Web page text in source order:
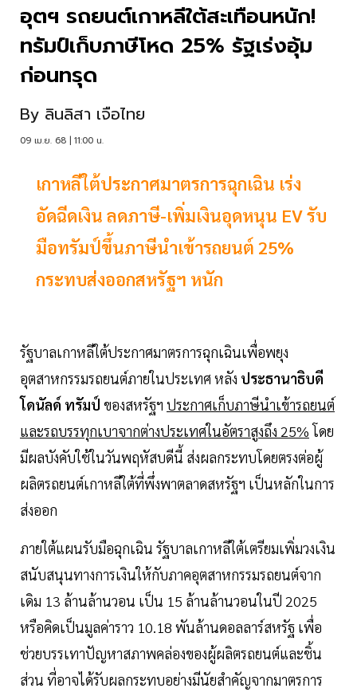
อุตฯ รถยนต์เกาหลีใต้สะเทือนหนัก!
ทรัมป์เก็บภาษีโหด 25% รัฐเร่งอุ้ม
ก่อนทรุด
By ลินลิสา เจือไทย
09 เม.ย. 68 | 11:00 น.
เกาหลีใต้ประกาศมาตรการฉุกเฉิน เร่ง
อัดฉีดเงิน ลดภาษี-เพิ่มเงินอุดหนุน EV รับ
มือทรัมป์ขึ้นภาษีนำเข้ารถยนต์ 25%
กระทบส่งออกสหรัฐฯ หนัก
รัฐบาลเกาหลีใต้ประกาศมาตรการฉุกเฉินเพื่อพยุง
อุตสาหกรรมรถยนต์ภายในประเทศ หลัง ประธานาธิบดี
โดนัลด์ ทรัมป์ ของสหรัฐฯ ประกาศเก็บภาษีนำเข้ารถยนต์
และรถบรรทุกเบาจากต่างประเทศในอัตราสูงถึง 25%โดย
มีผลบังคับใช้ในวันพฤหัสบดีนี้ ส่งผลกระทบโดยตรงต่อผู้
ผลิตรถยนต์เกาหลีใต้ที่พึ่งพาตลาดสหรัฐฯ เป็นหลักในการ
ส่งออก
ภายใต้แผนรับมือฉุกเฉิน รัฐบาลเกาหลีใต้เตรียมเพิ่มวงเงิน
สนับสนุนทางการเงินให้กับภาคอุตสาหกรรมรถยนต์จาก
เดิม 13 ล้านล้านวอน เป็น 15 ล้านล้านวอนในปี 2025
หรือคิดเป็นมูลค่าราว 10.18 พันล้านดอลลาร์สหรัฐ เพื่อ
ช่วยบรรเทาปัญหาสภาพคล่องของผู้ผลิตรถยนต์และชิ้น
ส่วน ที่อาจได้รับผลกระทบอย่างมีนัยสำคัญจากมาตรการ